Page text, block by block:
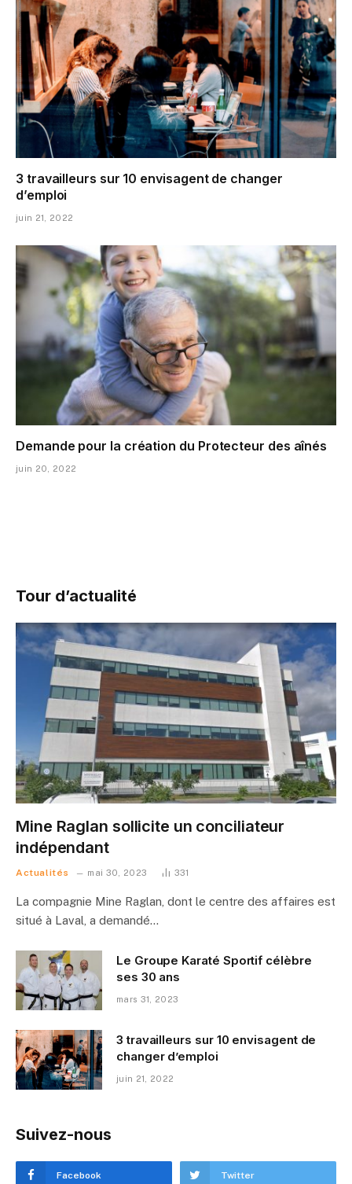
3 travailleurs sur 10 envisagent de changer
d’emploi
juin 21, 2022
Demande pour la création du Protecteur des aînés
juin 20, 2022
Tour d’actualité
Mine Raglan sollicite un conciliateur
indépendant
Actualités mai 30, 2023 331
La compagnie Mine Raglan, dont le centre des affaires est
situé à Laval, a demandé…
Le Groupe Karaté Sportif célèbre
ses 30 ans
mars 31, 2023
3 travailleurs sur 10 envisagent de
changer d’emploi
juin 21, 2022
Suivez-nous
Facebook Twitter